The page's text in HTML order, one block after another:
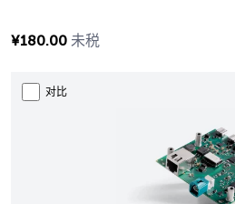
¥180.00 未税
对比